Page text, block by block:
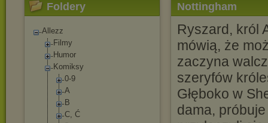
Foldery
Allezz
Filmy
Humor
Komiksy
0-9
A
B
C, Ć
Nottingham
Ryszard, król
mówią, że
zaczyna
szeryfów
Głęboko w
dama,